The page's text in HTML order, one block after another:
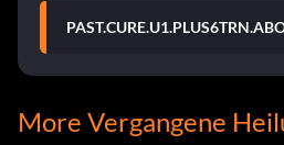
More Vergangene